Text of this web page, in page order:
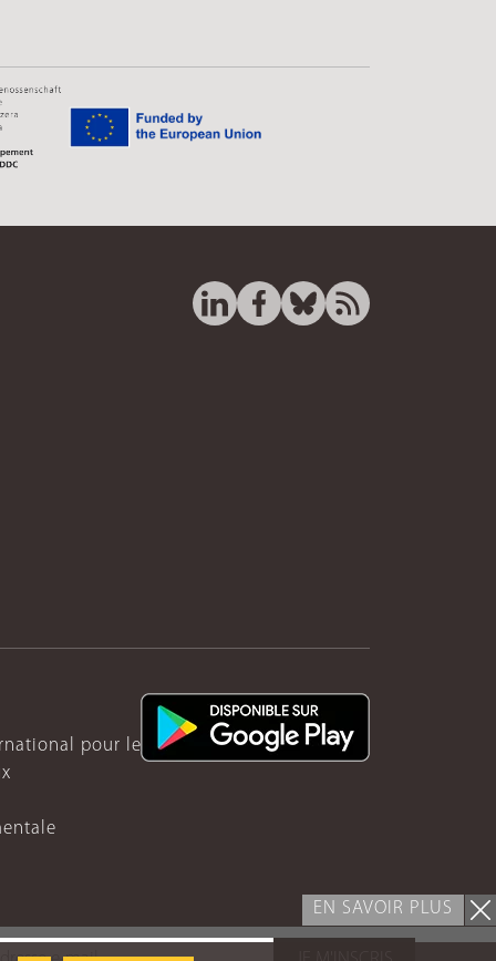
pour le Rwanda
EN SAVOIR PLUS